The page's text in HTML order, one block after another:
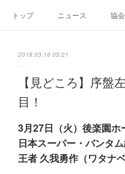
トップ ニュース 協
2018.03.18 05:21
【見どころ】序盤
目！
3月27日（火）後楽園ホ
日本スーパー・バンタ
王者 久我勇作（ワタナ